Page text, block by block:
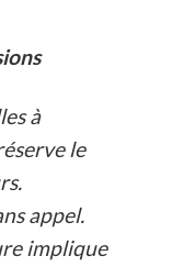
à
le
appel.
implique